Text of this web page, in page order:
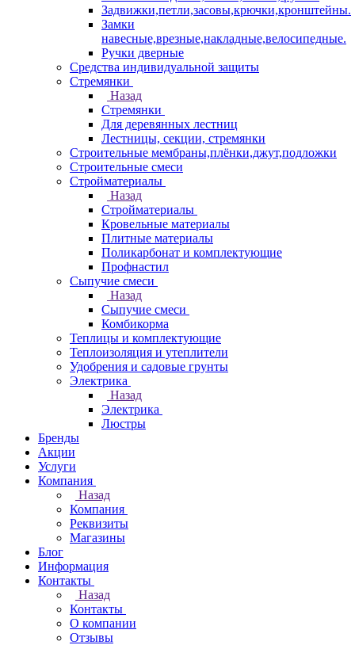
Задвижки,петли,засовы,крючки,кронштейны.
Замки
навесные,врезные,накладные,велосипедные.
Ручки дверные
Средства индивидуальной защиты
Стремянки
Назад
Стремянки
Для деревянных лестниц
Лестницы, секции, стремянки
Строительные мембраны,плёнки,джут,подложки
Строительные смеси
Стройматериалы
Назад
Стройматериалы
Кровельные материалы
Плитные материалы
Поликарбонат и комплектующие
Профнастил
Сыпучие смеси
Назад
Сыпучие смеси
Комбикорма
Теплицы и комплектующие
Теплоизоляция и утеплители
Удобрения и садовые грунты
Электрика
Назад
Электрика
Люстры
Бренды
Акции
Услуги
Компания
Назад
Компания
Реквизиты
Магазины
Блог
Информация
Контакты
Назад
Контакты
О компании
Отзывы